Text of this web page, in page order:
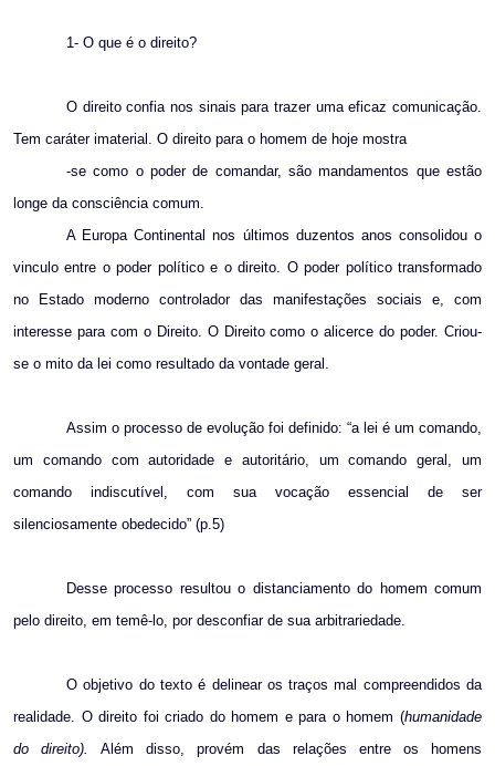
1- O que é o direito?
O direito confia nos sinais para trazer uma eficaz comunicação.
Tem caráter imaterial. O direito para o homem de hoje mostra
-se como o poder de comandar, são mandamentos que estão
longe da consciência comum.
A Europa Continental nos últimos duzentos anos consolidou o
vinculo entre o poder político e o direito. O poder político transformado
no Estado moderno controlador das manifestações sociais e, com
interesse para com o Direito. O Direito como o alicerce do poder. Criou-
se o mito da lei como resultado da vontade geral.
Assim o processo de evolução foi definido: “a lei é um comando,
um comando com autoridade e autoritário, um comando geral, um
comando indiscutível, com sua vocação essencial de ser
silenciosamente obedecido” (p.5)
Desse processo resultou o distanciamento do homem comum
pelo direito, em temê-lo, por desconfiar de sua arbitrariedade.
O objetivo do texto é delinear os traços mal compreendidos da
realidade. O direito foi criado do homem e para o homem (humanidade
do direito).Além disso, provém das relações entre os homens